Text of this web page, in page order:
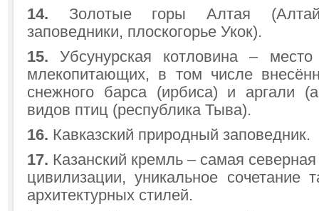
14. Золотые горы Алтая
заповедники, плоскогорье Укок).
15. Убсунурская котловина –
млекопитающих, в том числе
снежного барса (ирбиса) и аргали
видов птиц (республика Тыва).
16. Кавказский природный заповедник.
17. Казанский кремль – самая
цивилизации, уникальное сочетание
архитектурных стилей.